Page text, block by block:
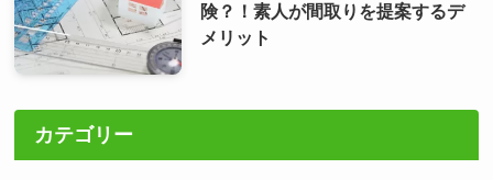
険？！素人が間取りを提案するデ
メリット
カテゴリー